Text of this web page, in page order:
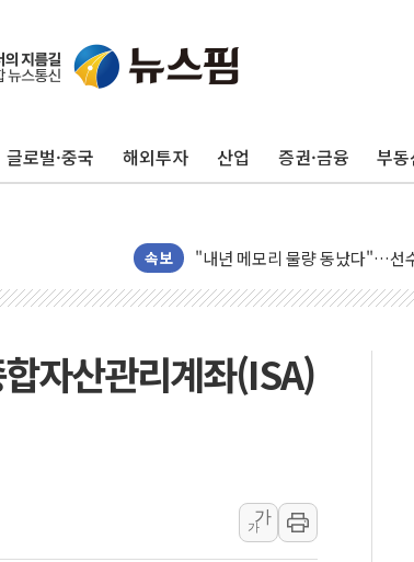
글로벌·중국 해외투자 산업 증권·금융 부
속보
李대통령, 진급 장성들에게 "
우리자산운용, MMF 순자산 30
TBH글로벌, 상반기 매출
AI 메모리 향한 뜨거운 관심
"내년 메모리 물량 동났다"…선
현대지에프홀딩스, 자사주
[뉴스핌 이 시각 PICK] 축구협회
美 정보 당국 "푸틴, 몇 년 내
"일부 존치" vs "전면 개발"…서
자산관리계좌(ISA)
가
가